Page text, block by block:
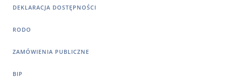
DEKLARACJA DOSTĘPNOŚCI
RODO
ZAMÓWIENIA PUBLICZNE
BIP